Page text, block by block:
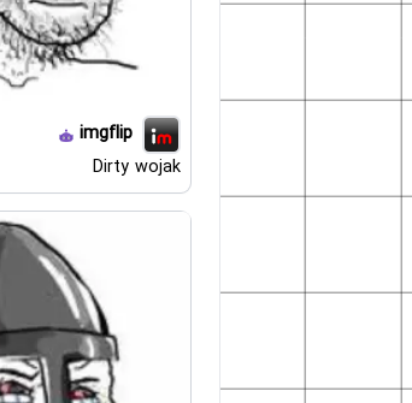
imgflip
Dirty wojak